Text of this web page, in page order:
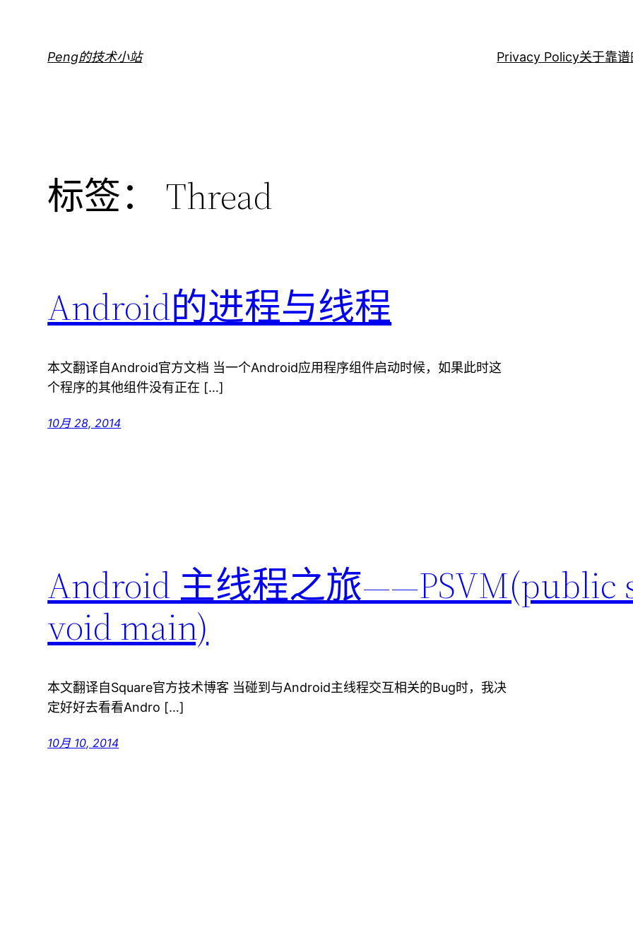
Peng的技术小站 Privacy Policy关于靠
标签： Thread
Android的进程与线程
本文翻译自Android官方文档 当一个Android应用程序组件启动时候，如果此时这
个程序的其他组件没有正在 […]
10月 28, 2014
Android 主线程之旅——PSVM(public
void main)
本文翻译自Square官方技术博客 当碰到与Android主线程交互相关的Bug时，我决
定好好去看看Andro […]
10月 10, 2014